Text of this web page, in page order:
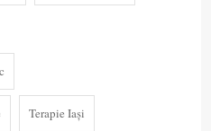
Terapie Iași